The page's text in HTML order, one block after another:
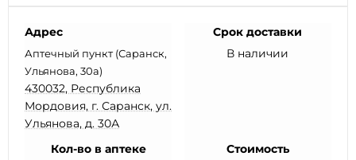
Адрес
Аптечный пункт (Саранск,
Ульянова, 30а)
430032, Республика
Мордовия, г. Саранск, ул.
Ульянова, д. 30А
Срок доставки
В наличии
Кол-во в аптеке
Стоимость